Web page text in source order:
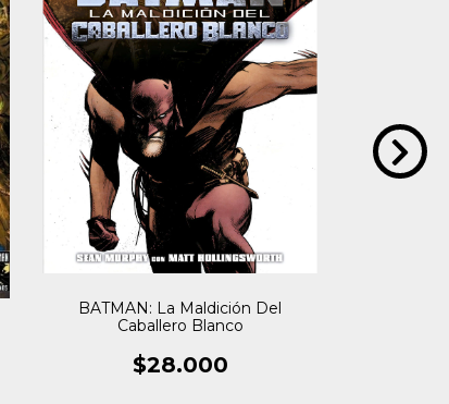
BATMAN: La Maldición Del
Caballero Blanco
$28.000